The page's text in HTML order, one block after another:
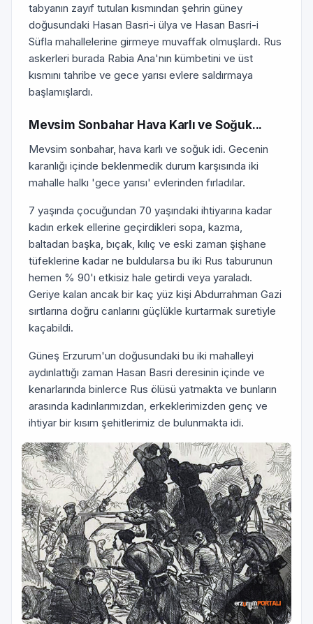
tabyanın zayıf tutulan kısmından şehrin güney
doğusundaki Hasan Basri-i ülya ve Hasan Basri-i
Süfla mahallelerine girmeye muvaffak olmuşlardı. Rus
askerleri burada Rabia Ana'nın kümbetini ve üst
kısmını tahribe ve gece yarısı evlere saldırmaya
başlamışlardı.
Mevsim Sonbahar Hava Karlı ve Soğuk...
Mevsim sonbahar, hava karlı ve soğuk idi. Gecenin
karanlığı içinde beklenmedik durum karşısında iki
mahalle halkı 'gece yarısı' evlerinden fırladılar.
7 yaşında çocuğundan 70 yaşındaki ihtiyarına kadar
kadın erkek ellerine geçirdikleri sopa, kazma,
baltadan başka, bıçak, kılıç ve eski zaman şişhane
tüfeklerine kadar ne buldularsa bu iki Rus taburunun
hemen % 90'ı etkisiz hale getirdi veya yaraladı.
Geriye kalan ancak bir kaç yüz kişi Abdurrahman Gazi
sırtlarına doğru canlarını güçlükle kurtarmak suretiyle
kaçabildi.
Güneş Erzurum'un doğusundaki bu iki mahalleyi
aydınlattığı zaman Hasan Basri deresinin içinde ve
kenarlarında binlerce Rus ölüsü yatmakta ve bunların
arasında kadınlarımızdan, erkeklerimizden genç ve
ihtiyar bir kısım şehitlerimiz de bulunmakta idi.